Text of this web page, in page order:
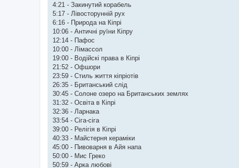
4:21 - Закинутий корабель
5:17 - Лівосторунній рух
6:16 - Природа на Кіпрі
10:06 - Античні руїни Кіпру
12:14 - Пафос
10:00 - Лімассол
19:00 - Водійскі права в Кіпрі
21:52 - Офшори
23:59 - Стиль життя кіпріотів
26:35 - Британський слід
30:45 - Солоне озеро на Британських землях
31:32 - Освіта в Кіпрі
32:36 - Ларнака
33:54 - Сіга-сіга
39:00 - Релігія в Кіпрі
40:33 - Майстерня кераміки
45:00 - Пивоварня в Айя напа
50:00 - Мис Греко
50:59 - Арка любові